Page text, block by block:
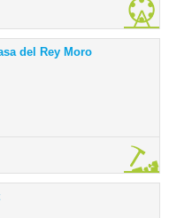
del Rey Moro